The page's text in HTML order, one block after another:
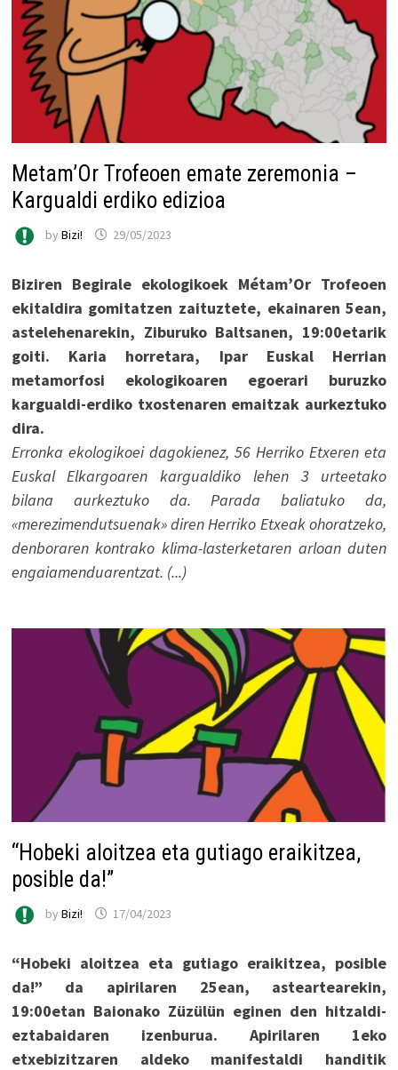
Metam’Or Trofeoen emate zeremonia –
Kargualdi erdiko edizioa
by Bizi! 29/05/2023
Biziren Begirale ekologikoek Métam’Or Trofeoen
ekitaldira gomitatzen zaituztete, ekainaren 5ean,
astelehenarekin, Ziburuko Baltsanen, 19:00etarik
goiti. Karia horretara, Ipar Euskal Herrian
metamorfosi ekologikoaren egoerari buruzko
kargualdi-erdiko txostenaren emaitzak aurkeztuko
dira.
Erronka ekologikoei dagokienez, 56 Herriko Etxeren eta
Euskal Elkargoaren kargualdiko lehen 3 urteetako
bilana aurkeztuko da. Parada baliatuko da,
«merezimendutsuenak» diren Herriko Etxeak ohoratzeko,
denboraren kontrako klima-lasterketaren arloan duten
engaiamenduarentzat. (...)
“Hobeki aloitzea eta gutiago eraikitzea,
posible da!”
by Bizi! 17/04/2023
“Hobeki aloitzea eta gutiago eraikitzea, posible
da!” da apirilaren 25ean, asteartearekin,
19:00etan Baionako Züzülün eginen den hitzaldi-
eztabaidaren izenburua. Apirilaren 1eko
etxebizitzaren aldeko manifestaldi handitik